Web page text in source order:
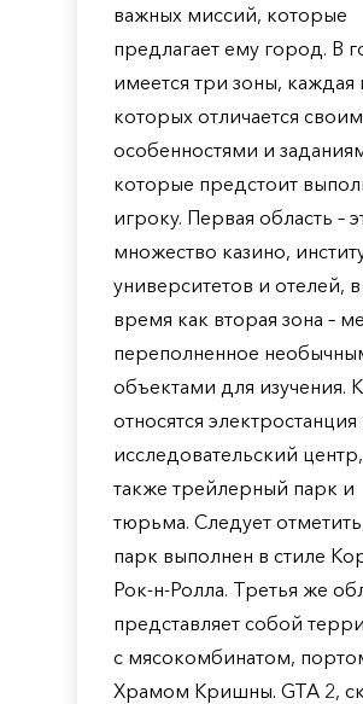
важных миссий, которые
предлагает ему город. В
имеется три зоны, каждая
которых отличается
особенностями и
которые предстоит
игроку. Первая область –
множество казино,
университетов и отелей, в
время как вторая зона –
переполненное
объектами для изучения.
относятся электростанция
исследовательский
также трейлерный парк и
тюрьма. Следует
парк выполнен в стиле
Рок-н-Ролла. Третья же
представляет собой
с мясокомбинатом,
Храмом Кришны. GTA 2,